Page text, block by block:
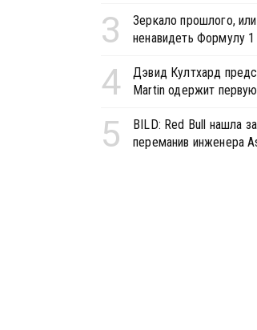
3
Зеркало прошлого,
ненавидеть Формулу
4
Дэвид Култхард
Martin одержит
5
BILD: Red Bull нашла
переманив инженера